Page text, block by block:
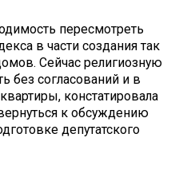
пересмотреть
в части создания так
Сейчас религиозную
без согласований и в
констатировала
к обсуждению
депутатского